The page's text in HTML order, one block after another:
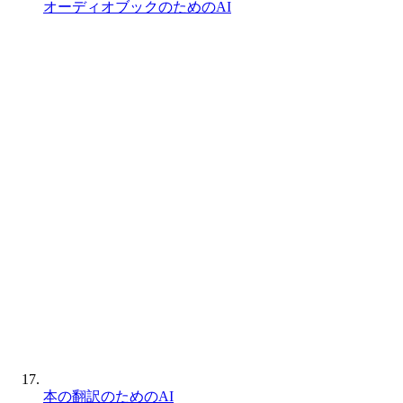
オーディオブックのためのAI
本の翻訳のためのAI